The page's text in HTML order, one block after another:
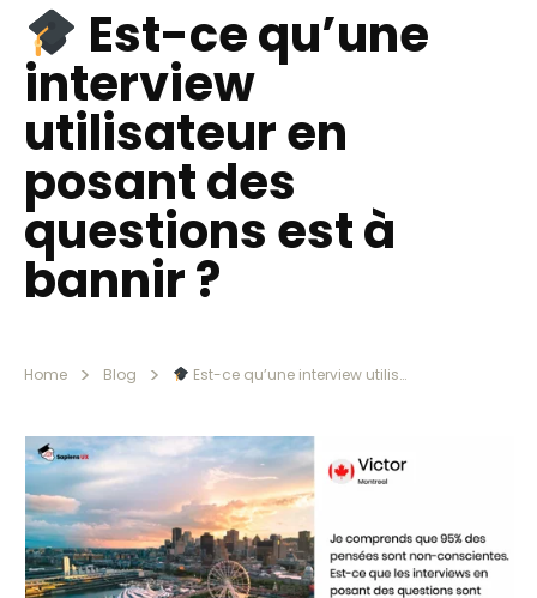
Est-ce qu’une
interview
utilisateur en
posant des
questions est à
bannir ?
Home > Blog > Est-ce qu’une interview utilisateur en posant des questions est à bannir ?